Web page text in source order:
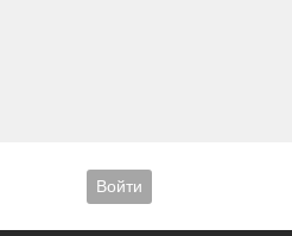
Войти